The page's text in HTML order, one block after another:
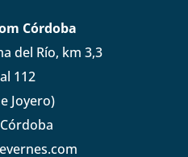
Córdoba
del Río, km 3,3
112
Joyero)